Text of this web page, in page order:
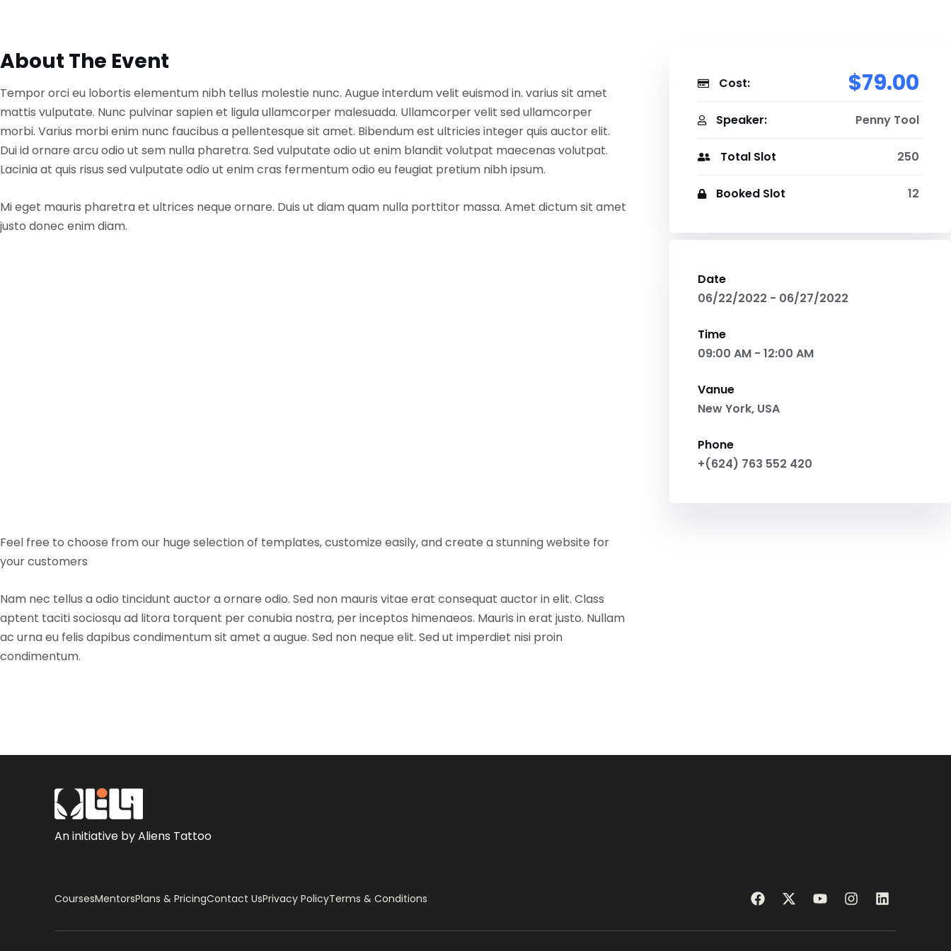
About The Event
Tempor orci eu lobortis elementum nibh tellus molestie nunc. Augue interdum velit euismod in. varius sit amet
mattis vulputate. Nunc pulvinar sapien et ligula ullamcorper malesuada. Ullamcorper velit sed ullamcorper
morbi. Varius morbi enim nunc faucibus a pellentesque sit amet. Bibendum est ultricies integer quis auctor elit.
Dui id ornare arcu odio ut sem nulla pharetra. Sed vulputate odio ut enim blandit volutpat maecenas volutpat.
Lacinia at quis risus sed vulputate odio ut enim cras fermentum odio eu feugiat pretium nibh ipsum.
Mi eget mauris pharetra et ultrices neque ornare. Duis ut diam quam nulla porttitor massa. Amet dictum sit amet
justo donec enim diam.
Feel free to choose from our huge selection of templates, customize easily, and create a stunning website for
your customers
Nam nec tellus a odio tincidunt auctor a ornare odio. Sed non mauris vitae erat consequat auctor in elit. Class
aptent taciti sociosqu ad litora torquent per conubia nostra, per inceptos himenaeos. Mauris in erat justo. Nullam
ac urna eu felis dapibus condimentum sit amet a augue. Sed non neque elit. Sed ut imperdiet nisi proin
condimentum.
Cost: $79.00
Speaker: Penny Tool
Total Slot 250
Booked Slot 12
Date
06/22/2022 - 06/27/2022
Time
09:00 AM - 12:00 AM
Vanue
New York, USA
Phone
+(624) 763 552 420
An initiative by Aliens Tattoo
CoursesMentorsPlans & PricingContact UsPrivacy PolicyTerms & Conditions